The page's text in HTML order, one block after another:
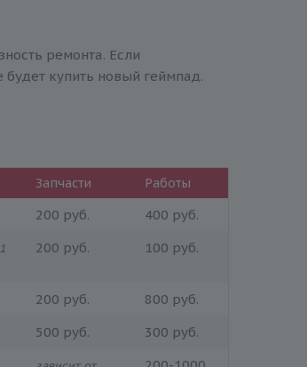
ремонта. Если
купить новый геймпад.
Запчасти Работы
200 руб.
400 руб.
200 руб. 100 руб.
200 руб.
800 руб.
500 руб.
300 руб.